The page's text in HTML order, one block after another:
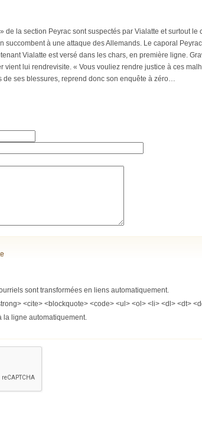
de la section Peyrac sont suspectés par Vialatte et surtout
succombent à une attaque des Allemands. Le caporal
Vialatte est versé dans les chars, en première ligne.
vient lui rendrevisite. « Vous vouliez rendre justice à ces
de ses blessures, reprend donc son enquête à zéro…
sont transformées en liens automatiquement.
<cite> <blockquote> <code> <ul> <ol> <li> <dl> <dt>
la ligne automatiquement.